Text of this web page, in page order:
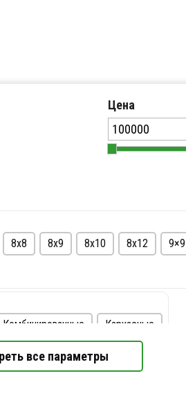
Цена
8х8 8х9 8х10 8х12 9×9
Комбинированные Каркасные
Этажность
все параметры